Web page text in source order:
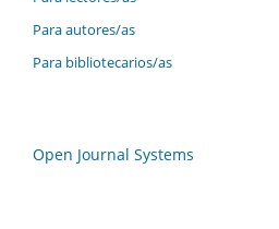
Para autores/as
Para bibliotecarios/as
Open Journal Systems